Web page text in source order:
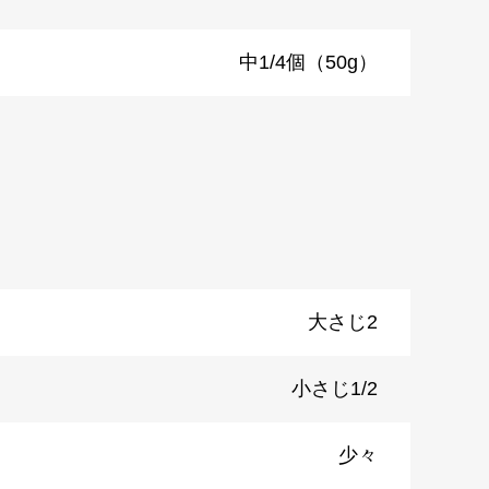
中1/4個（50g）
大さじ2
小さじ1/2
少々